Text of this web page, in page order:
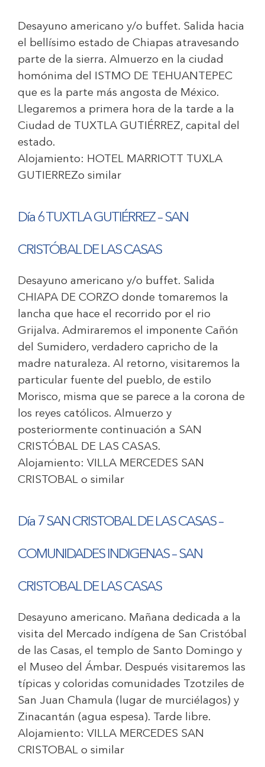
Desayuno americano y/o buffet. Salida hacia
el bellísimo estado de Chiapas atravesando
parte de la sierra. Almuerzo en la ciudad
homónima del ISTMO DE TEHUANTEPEC
que es la parte más angosta de México.
Llegaremos a primera hora de la tarde a la
Ciudad de TUXTLA GUTIÉRREZ, capital del
estado.
Alojamiento: HOTEL MARRIOTT TUXLA
GUTIERREZo similar
Día 6 TUXTLA GUTIÉRREZ – SAN
CRISTÓBAL DE LAS CASAS
Desayuno americano y/o buffet. Salida
CHIAPA DE CORZO donde tomaremos la
lancha que hace el recorrido por el rio
Grijalva. Admiraremos el imponente Cañón
del Sumidero, verdadero capricho de la
madre naturaleza. Al retorno, visitaremos la
particular fuente del pueblo, de estilo
Morisco, misma que se parece a la corona de
los reyes católicos. Almuerzo y
posteriormente continuación a SAN
CRISTÓBAL DE LAS CASAS.
Alojamiento: VILLA MERCEDES SAN
CRISTOBAL o similar
Día 7 SAN CRISTOBAL DE LAS CASAS –
COMUNIDADES INDIGENAS – SAN
CRISTOBAL DE LAS CASAS
Desayuno americano. Mañana dedicada a la
visita del Mercado indígena de San Cristóbal
de las Casas, el templo de Santo Domingo y
el Museo del Ámbar. Después visitaremos las
típicas y coloridas comunidades Tzotziles de
San Juan Chamula (lugar de murciélagos) y
Zinacantán (agua espesa). Tarde libre.
Alojamiento: VILLA MERCEDES SAN
CRISTOBAL o similar